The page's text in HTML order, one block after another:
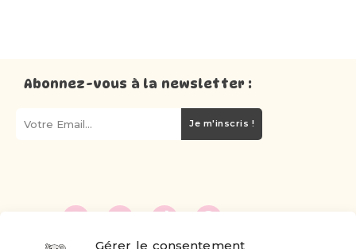
Gérer le consentement
Abonnez-vous à la newsletter :
Je m'inscris !